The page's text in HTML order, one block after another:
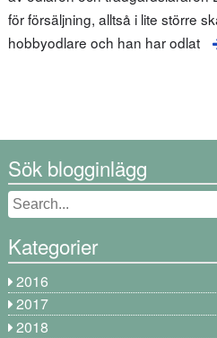
för försäljning, alltså i lite större
hobbyodlare och han har odlat
Sök blogginlägg
Kategorier
2016
2017
2018